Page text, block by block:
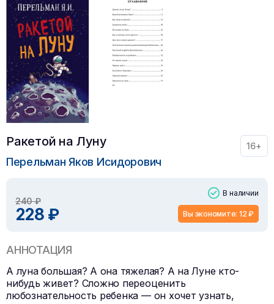
Ракетой на Луну 16+
Перельман Яков Исидорович
240 ₽
228 ₽
В наличии
Вы экономите: 12 ₽
АННОТАЦИЯ
А луна большая? А она тяжелая? А на Луне кто-
нибудь живет? Сложно переоценить
любознательность ребенка — он хочет узнать,